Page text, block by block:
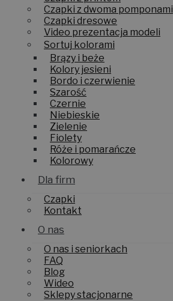
Czapki z dwoma pomponami
Czapki dresowe
Video prezentacja modeli
Sortuj kolorami
Brązy i beże
Kolory jesieni
Bordo i czerwienie
Szarość
Czernie
Niebieskie
Zielenie
Fiolety
Róże i pomarańcze
Kolorowy
Dla firm
Czapki
Kontakt
O nas
O nas i seniorkach
FAQ
Blog
Wideo
Sklepy stacjonarne